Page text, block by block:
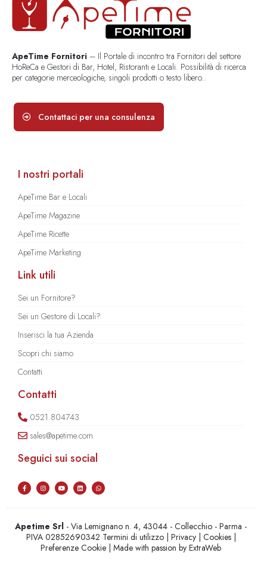
ApeTime Fornitori – Il Portale di incontro tra Fornitori del settore
HoReCa e Gestori di Bar, Hotel, Ristoranti e Locali. Possibilità di ricerca
per categorie merceologiche, singoli prodotti o testo libero..
Contattaci per una consulenza
I nostri portali
ApeTime Bar e Locali
ApeTime Magazine
ApeTime Ricette
ApeTime Marketing
Link utili
Sei un Fornitore?
Sei un Gestore di Locali?
Inserisci la tua Azienda
Scopri chi siamo
Contatti
Contatti
0521.804743
sales@apetime.com
Seguici sui social
Apetime Srl - Via Lemignano n. 4, 43044 - Collecchio - Parma -
PIVA 02852690342 Termini di utilizzo| Privacy| Cookies|
Preferenze Cookie | Made with passion byExtraWeb